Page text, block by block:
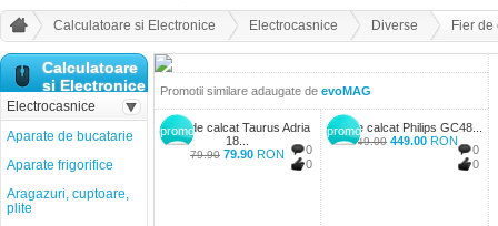
Calculatoare si Electronice Electrocasnice Diverse Fier
Promotii similare adaugate de evoMAG
promo
0
0
Fier de calcat Taurus Adria
18...
79.90 79.90 RON
promo
0
0
Fier de calcat Philips GC48...
449.00 449.00 RON
Calculatoare
si Electronice
Electrocasnice
Aparate de bucatarie
Aparate frigorifice
Aragazuri, cuptoare,
plite